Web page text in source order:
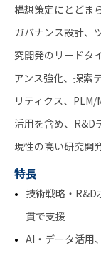
構想策定にとどま
ガバナンス設計、
究開発のリードタ
アンス強化、探索
リティクス、
活用を含め、R&D
現性の高い研究開
特長
技術戦略・R&D
貫で支援
AI・データ活用